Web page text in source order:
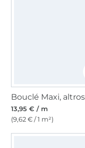
Bouclé Maxi,
13,95 € / m
(9,62 € / 1 m²)